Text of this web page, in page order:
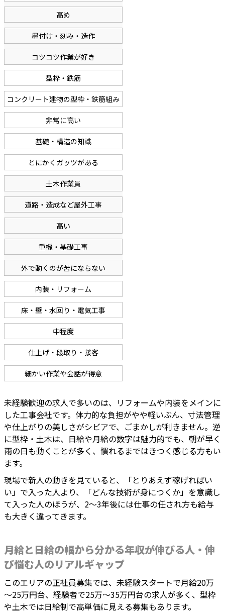
高め
墨付け・刻み・造作
コツコツ作業が好き
型枠・鉄筋
コンクリート建物の型枠・鉄筋組み
非常に高い
基礎・構造の知識
とにかくガッツがある
土木作業員
道路・造成など屋外工事
高い
重機・基礎工事
外で動くのが苦にならない
内装・リフォーム
床・壁・水回り・電気工事
中程度
仕上げ・段取り・接客
細かい作業や会話が得意
未経験歓迎の求人で多いのは、リフォームや内装をメインに
した工事会社です。体力的な負担がやや軽いぶん、寸法管理
や仕上がりの美しさがシビアで、ごまかしが利きません。逆
に型枠・土木は、日給や月給の数字は魅力的でも、朝が早く
雨の日も動くことが多く、慣れるまではきつく感じる方もい
ます。
現場で新人の動きを見ていると、「とりあえず稼げればい
い」で入った人より、「どんな技術が身につくか」を意識し
て入った人のほうが、2～3年後には仕事の任され方も給与
も大きく違ってきます。
月給と日給の幅から分かる年収が伸びる人・伸
び悩む人のリアルギャップ
このエリアの正社員募集では、未経験スタートで月給20万
～25万円台、経験者で25万～35万円台の求人が多く、型枠
や土木では日給制で高単価に見える募集もあります。